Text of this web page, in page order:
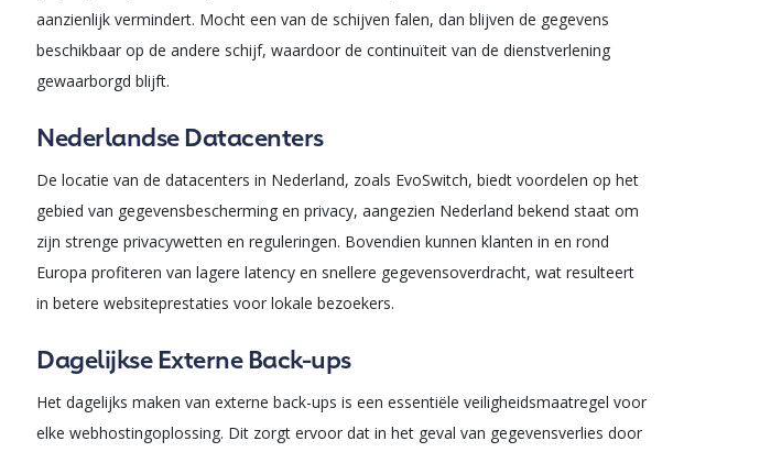
aanzienlijk vermindert. Mocht een van de schijven falen, dan blijven de gegevens
beschikbaar op de andere schijf, waardoor de continuïteit van de dienstverlening
gewaarborgd blijft.
Nederlandse Datacenters
De locatie van de datacenters in Nederland, zoals EvoSwitch, biedt voordelen op het
gebied van gegevensbescherming en privacy, aangezien Nederland bekend staat om
zijn strenge privacywetten en reguleringen. Bovendien kunnen klanten in en rond
Europa profiteren van lagere latency en snellere gegevensoverdracht, wat resulteert
in betere websiteprestaties voor lokale bezoekers.
Dagelijkse Externe Back-ups
Het dagelijks maken van externe back-ups is een essentiële veiligheidsmaatregel voor
elke webhostingoplossing. Dit zorgt ervoor dat in het geval van gegevensverlies door